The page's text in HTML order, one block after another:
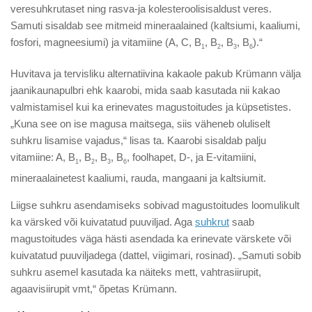
veresuhkrutaset ning rasva-ja kolesteroolisisaldust veres.
Samuti sisaldab see mitmeid mineraalained (kaltsiumi, kaaliumi,
fosfori, magneesiumi) ja vitamiine (A, C, B1, B2, B3, B6).“
Huvitava ja tervisliku alternatiivina kakaole pakub Krümann välja
jaanikaunapulbri ehk kaarobi, mida saab kasutada nii kakao
valmistamisel kui ka erinevates magustoitudes ja küpsetistes.
„Kuna see on ise magusa maitsega, siis väheneb oluliselt
suhkru lisamise vajadus,“ lisas ta. Kaarobi sisaldab palju
vitamiine: A, B1, B2, B3, B6, foolhapet, D-, ja E-vitamiini,
mineraalainetest kaaliumi, rauda, mangaani ja kaltsiumit.
Liigse suhkru asendamiseks sobivad magustoitudes loomulikult
ka värsked või kuivatatud puuviljad. Aga suhkrut saab
magustoitudes väga hästi asendada ka erinevate värskete või
kuivatatud puuviljadega (dattel, viigimari, rosinad). „Samuti sobib
suhkru asemel kasutada ka näiteks mett, vahtrasiirupit,
agaavisiirupit vmt,“ õpetas Krümann.